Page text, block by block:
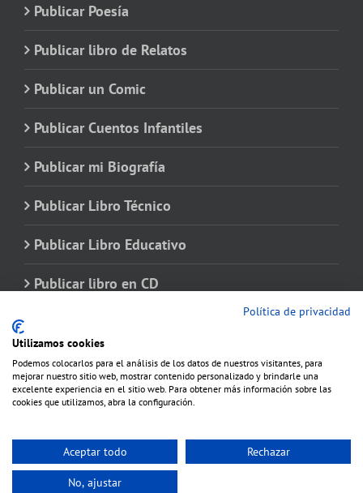
Publicar Poesía
Publicar libro de Relatos
Publicar un Comic
Publicar Cuentos Infantiles
Publicar mi Biografía
Publicar Libro Técnico
Publicar Libro Educativo
Publicar libro en CD
Copyright 2012 - 2020 Avada | Todos los derechos reservados | Producido por
Política de privacidad
Utilizamos cookies
Podemos colocarlos para el análisis de los datos de nuestros visitantes, para
mejorar nuestro sitio web, mostrar contenido personalizado y brindarle una
excelente experiencia en el sitio web. Para obtener más información sobre las
cookies que utilizamos, abra la configuración.
Aceptar todo Rechazar
No, ajustar